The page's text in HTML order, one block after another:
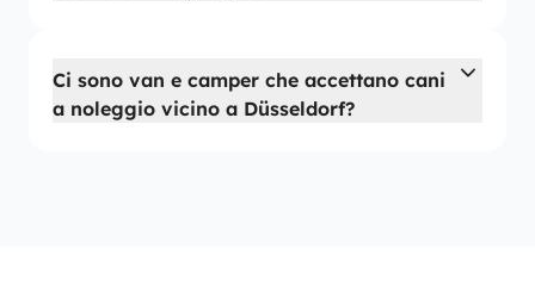
Ci sono van e camper che accettano cani
a noleggio vicino a Düsseldorf?